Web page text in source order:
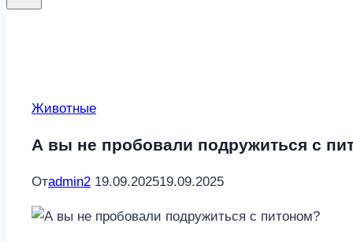
Животные
А вы не пробовали подружиться с
Отadmin2 19.09.202519.09.2025